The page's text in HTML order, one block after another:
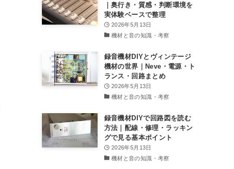
｜奥行き・質感・判断環境を
実体験ベースで整理
2026年5月13日
機材と音の知識・考察
録音機材DIYとヴィンテージ
機材の世界｜Neve・電源・ト
ランス・回路まとめ
2026年5月13日
機材と音の知識・考察
録音機材DIYで回路図を読む
方法｜配線・修理・ラッキン
グで見る基本ポイント
2026年5月13日
機材と音の知識・考察